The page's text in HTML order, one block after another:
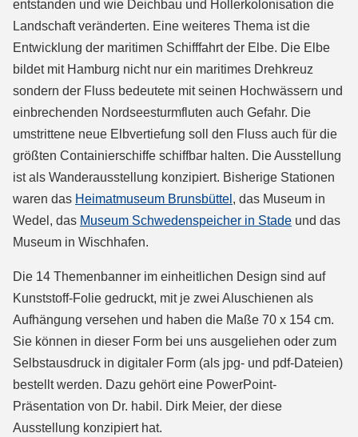
entstanden und wie Deichbau und Hollerkolonisation die
Landschaft veränderten. Eine weiteres Thema ist die
Entwicklung der maritimen Schifffahrt der Elbe. Die Elbe
bildet mit Hamburg nicht nur ein maritimes Drehkreuz
sondern der Fluss bedeutete mit seinen Hochwässern und
einbrechenden Nordseesturmfluten auch Gefahr. Die
umstrittene neue Elbvertiefung soll den Fluss auch für die
größten Containierschiffe schiffbar halten. Die Ausstellung
ist als Wanderausstellung konzipiert. Bisherige Stationen
waren das Heimatmuseum Brunsbüttel , das Museum in
Wedel, das Museum Schwedenspeicher in Stade und das
Museum in Wischhafen.
Die 14 Themenbanner im einheitlichen Design sind auf
Kunststoff-Folie gedruckt, mit je zwei Aluschienen als
Aufhängung versehen und haben die Maße 70 x 154 cm.
Sie können in dieser Form bei uns ausgeliehen oder zum
Selbstausdruck in digitaler Form (als jpg- und pdf-Dateien)
bestellt werden. Dazu gehört eine PowerPoint-
Präsentation von Dr. habil. Dirk Meier, der diese
Ausstellung konzipiert hat.